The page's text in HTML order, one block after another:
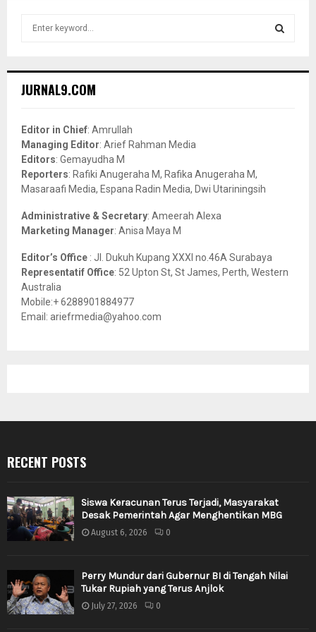
h
o
r
:
JURNAL9.COM
Editor in Chief: Amrullah
Managing Editor: Arief Rahman Media
Editors: Gemayudha M
Reporters: Rafiki Anugeraha M, Rafika Anugeraha M,
Masaraafi Media, Espana Radin Media, Dwi Utariningsih
Administrative & Secretary: Ameerah Alexa
Marketing Manager: Anisa Maya M
Editor’s Office : Jl. Dukuh Kupang XXXI no.46A Surabaya
Representatif Office: 52 Upton St, St James, Perth, Western
Australia
Mobile:+ 6288901884977
Email: ariefrmedia@yahoo.com
RECENT POSTS
Siswa Keracunan Terus Terjadi, Masyarakat
Desak Pemerintah Agar Menghentikan MBG
August 6, 2026 0
Perry Mundur dari Gubernur BI di Tengah Nilai
Tukar Rupiah yang Terus Anjlok
July 27, 2026 0